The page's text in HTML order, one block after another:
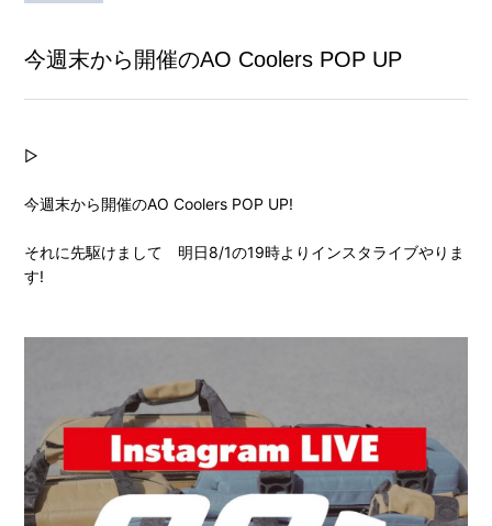
今週末から開催のAO Coolers POP UP
▷
今週末から開催のAO Coolers POP UP!
それに先駆けまして 明日8/1の19時よりインスタライブやりま
す!